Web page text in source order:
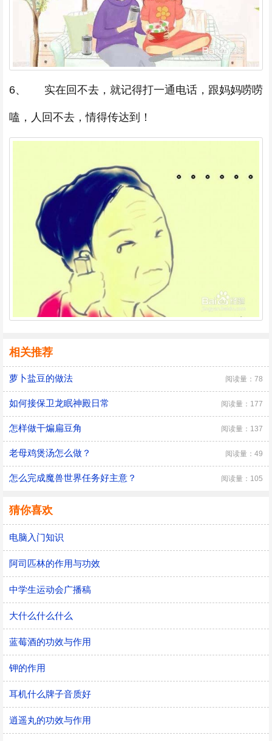
6、 实在回不去，就记得打一通电话，跟妈妈唠唠
嗑，人回不去，情得传达到！
相关推荐
萝卜盐豆的做法 阅读量：78
如何接保卫龙眠神殿日常 阅读量：177
怎样做干煸扁豆角 阅读量：137
老母鸡煲汤怎么做？ 阅读量：49
怎么完成魔兽世界任务好主意？ 阅读量：105
猜你喜欢
电脑入门知识
阿司匹林的作用与功效
中学生运动会广播稿
大什么什么什么
蓝莓酒的功效与作用
钾的作用
耳机什么牌子音质好
逍遥丸的功效与作用